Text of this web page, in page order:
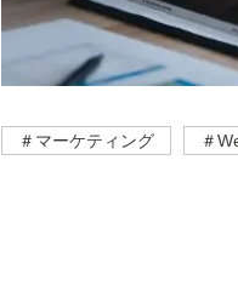
＃マーケティング ＃